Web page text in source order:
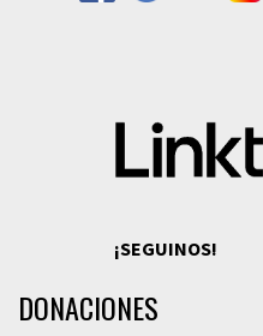
¡SEGUINOS!
DONACIONES